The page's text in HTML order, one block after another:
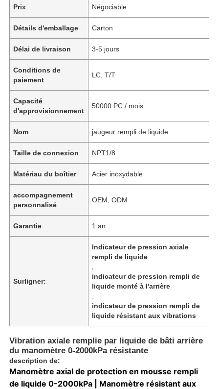
Prix Négociable
Détails d'emballage Carton
Délai de livraison 3-5 jours
Conditions de
paiement
LC, T/T
Capacité
d'approvisionnement
50000 PC / mois
Nom jaugeur rempli de liquide
Taille de connexion NPT1/8
Matériau du boîtier Acier inoxydable
accompagnement
personnalisé
OEM, ODM
Garantie 1 an
Surligner:
Indicateur de pression axiale
rempli de liquide
indicateur de pression rempli de
liquide monté à l'arrière
indicateur de pression rempli de
liquide résistant aux vibrations
Vibration axiale remplie par liquide de bâti arrière
du manomètre 0-2000kPa résistante
description de:
Manomètre axial de protection en mousse rempli
de liquide 0-2000kPa | Manomètre résistant aux